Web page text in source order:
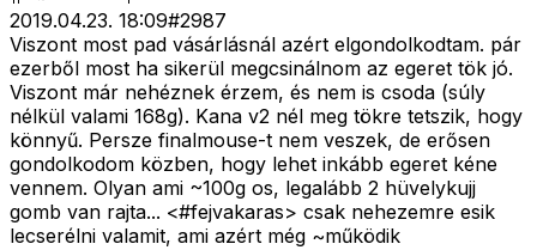
2019.04.23. 18:09#2987
Viszont most pad vásárlásnál azért elgondolkodtam. pár
ezerből most ha sikerül megcsinálnom az egeret tök jó.
Viszont már nehéznek érzem, és nem is csoda (súly
nélkül valami 168g). Kana v2 nél meg tökre tetszik, hogy
könnyű. Persze finalmouse-t nem veszek, de erősen
gondolkodom közben, hogy lehet inkább egeret kéne
vennem. Olyan ami ~100g os, legalább 2 hüvelykujj
gomb van rajta... <#fejvakaras> csak nehezemre esik
lecserélni valamit, ami azért még ~működik